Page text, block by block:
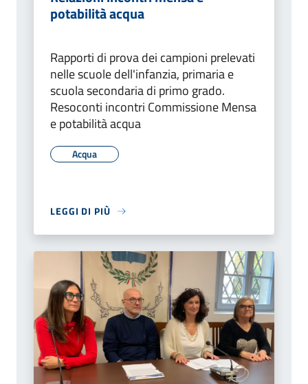
potabilità acqua
Rapporti di prova dei campioni prelevati
nelle scuole dell'infanzia, primaria e
scuola secondaria di primo grado.
Resoconti incontri Commissione Mensa
e potabilità acqua
Acqua
LEGGI DI PIÙ